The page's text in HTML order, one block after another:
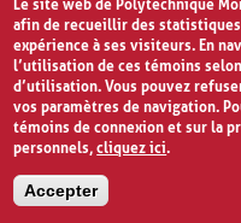
aussi de soutenir leur
fait donc en quelque sorte
pédagogique. Selon le
Québec (1993), la
met en œuvre un ensemble
d’enseignement et
d’âges, d’origines,
d’atteindre par des voies
ultimement, la réussite
Le site web de Polytechnique
afin de recueillir des
expérience à ses visiteurs. En
l’utilisation de ces témoins
d’utilisation. Vous pouvez
vos paramètres de navigation.
témoins de connexion et sur la
personnels,cliquez ici.
Accepter